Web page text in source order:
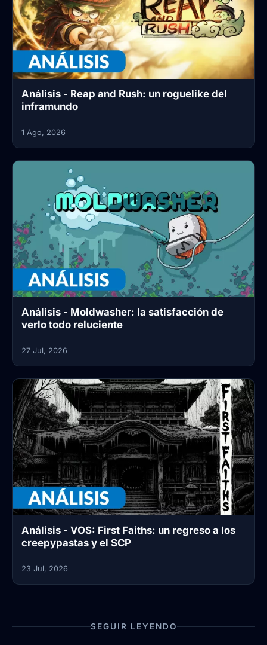
Análisis - Reap and Rush: un roguelike del
inframundo
1 Ago, 2026
Análisis - Moldwasher: la satisfacción de
verlo todo reluciente
27 Jul, 2026
Análisis - VOS: First Faiths: un regreso a los
creepypastas y el SCP
23 Jul, 2026
SEGUIR LEYENDO